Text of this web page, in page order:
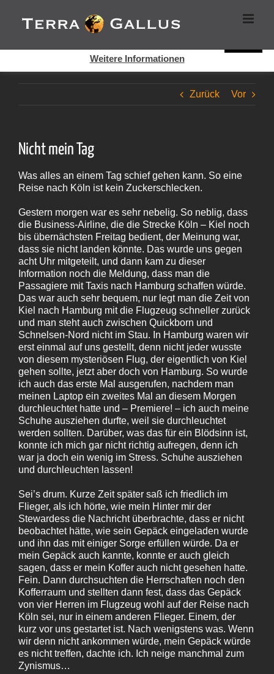
Inhalt
springen
Zurück Vor
Nicht mein Tag
Was alles an einem Tag schief gehen kann. So eine
Reise nach Köln ist kein Zuckerschlecken.
Gestern morgen war es sehr nebelig. So neblig, dass
die Business-Airline, die die Strecke Köln – Kiel noch
bis übernächsten Freitag bedient, der Meinung war,
dass sie nicht landen könnte. Das wurde uns gegen
acht Uhr mitgeteilt, und dann kam zu dieser
Information noch die Meldung, dass man die
Passagiere mit Taxis nach Hamburg schaffen würde.
Das war auch sehr bequem, nur legt man die Zeit von
Kiel nach Hamburg mit die Flugzeug schneller zurück
und man steht auch zwischen Quickborn und
Schnelsen-Nord nicht im Stau. In Hamburg waren wir
erst einmal auf uns gestellt, denn nicht jeder wusste
von diesem mysteriösen Flug, der eigentlich von Kiel
gehen sollte, jetzt aber doch von Hamburg. So wurde
ich auch das erste Mal ausgerufen, nachdem man
meinen Laptop ein zweites Mal an diesem Morgen
durchleuchtet hatte und – Premiere! – ich auch meine
Schuhe ausziehen durfte, weil sie durchleuchtet
werden sollten. Darüber, was das für ein Blödsinn ist,
konnte ich mich gar nicht richtig aufregen, denn ich
war ja doch ein wenig im Stress. Schuhe ausziehen
und durchleuchten lassen!
Sei’s drum. Kurze Zeit später saß ich friedlich im
Flieger, als ich hörte, wie mein Hinter mir der
Stewardess die Nachricht überbrachte, dass er nicht
beobachtet hätte, wie sein Gepäck eingeladen wurde
und ihn das mit einiger Sorge erfüllen würde. Da er
mein Gepäck auch kannte, konnte er auch gleich
sagen, dass er mein Koffer auch nicht gesehen hatte.
Fein. Dann durchsuchten die Herrschaften noch den
Kofferraum und stellten dann fest, dass das Gepäck
von vier Herren im Flugzeug wohl auf der Reise nach
Köln sei, nur in einem anderen Flieger. Einem, der
kurz vor uns gestartet ist. Nach wenigstens was. Wenn
wir denn nicht ankommen würde, mein Gepäck würde
es nicht treffen, dachte ich. Ich neige manchmal zum
Zynismus…
Cookies helfen auf auf dieser Seite bei der Bereitstellung der
Dienste. Durch die Nutzung dieser Webseite erklären Sie sich
Weitere Informationen